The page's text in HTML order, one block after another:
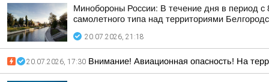
Минобороны России: В течение дня в период
самолетного типа над территориями
20.07.2026, 21:18
20.07.2026, 17:30 Внимание! Авиационная опасность! На